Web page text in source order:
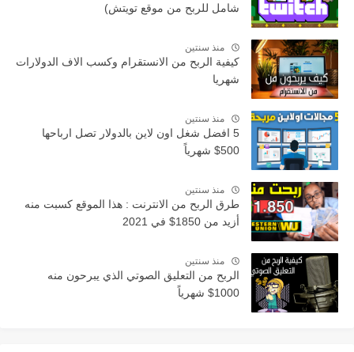
شامل للربح من موقع تويتش)
منذ سنتين
كيفية الربح من الانستقرام وكسب الاف الدولارات
شهريا
منذ سنتين
5 افضل شغل اون لاين بالدولار تصل ارباحها
500$ شهرياً
منذ سنتين
طرق الربح من الانترنت : هذا الموقع كسبت منه
أزيد من 1850$ في 2021
منذ سنتين
الربح من التعليق الصوتي الذي يبرحون منه
1000$ شهرياً